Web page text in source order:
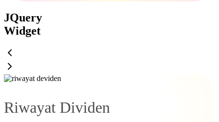
JQuery
Widget
Riwayat Dividen